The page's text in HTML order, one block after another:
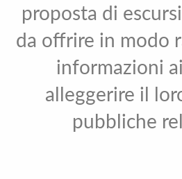
proposta di
da offrire in modo
informazioni
alleggerire il
pubbliche